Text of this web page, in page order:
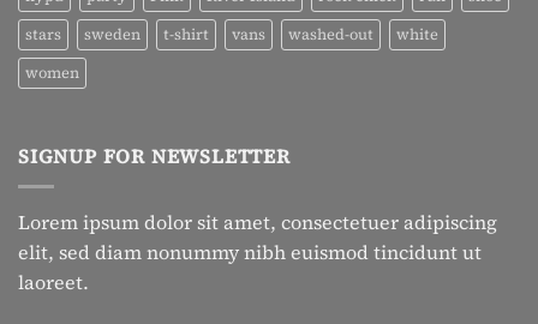
stars
sweden t-shirt vans washed-out
white
women
SIGNUP FOR NEWSLETTER
Lorem ipsum dolor sit amet, consectetuer adipiscing
elit, sed diam nonummy nibh euismod tincidunt ut
laoreet.